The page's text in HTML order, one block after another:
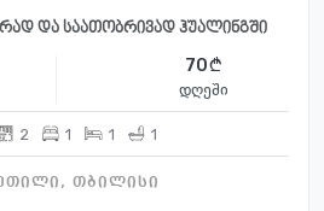
და საათობრივად ჰუალინგში
70
დღეში
2 1 1 1
თბილისი